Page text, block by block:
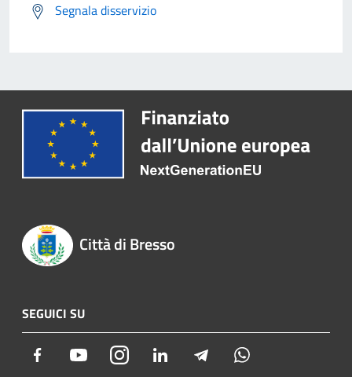
Segnala disservizio
Città di Bresso
SEGUICI SU
Facebook YoutubeInstagram LinkedIn Telegram